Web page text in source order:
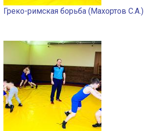
Греко-римская борьба (Махортов С.А.)